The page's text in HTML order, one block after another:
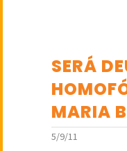
SERÁ
MARIA
5/9/11